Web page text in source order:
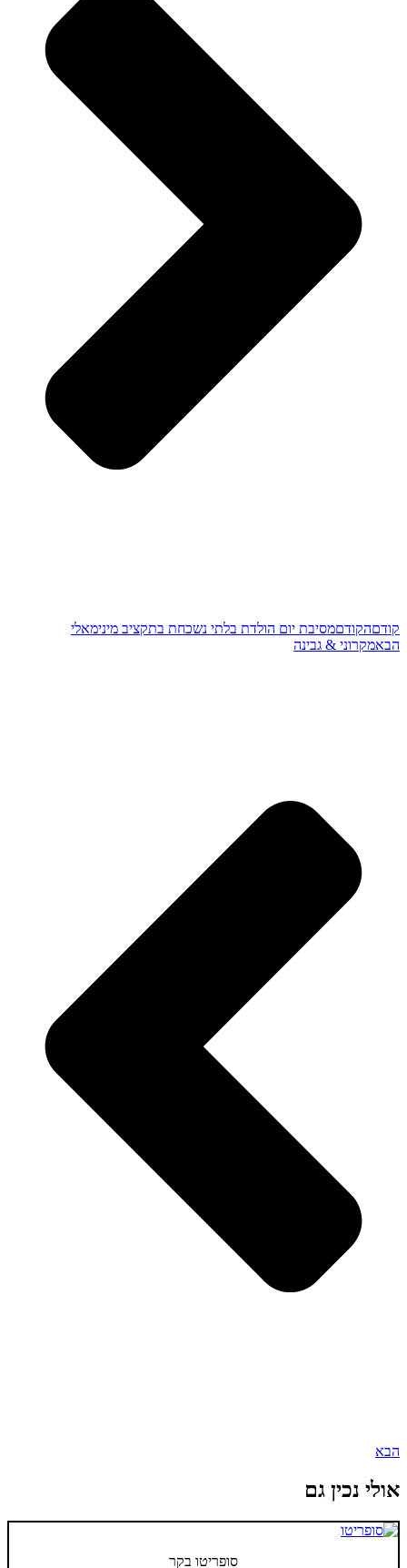
קודםהקודםמסיבת יום הולדת בלתי נשכחת בתקציב מינימאלי
הבאמקרוני & גבינה
הבא
אולי נכין גם
סופריטו בקר